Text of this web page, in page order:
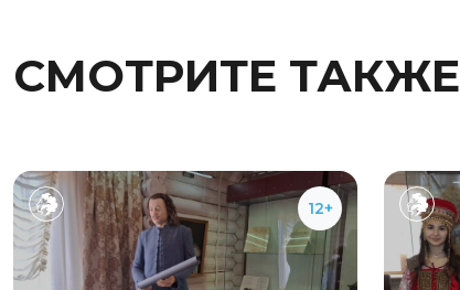
СМОТРИТЕ ТАКЖЕ
12+